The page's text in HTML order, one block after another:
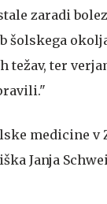
zaradi
šolskega
težav, ter